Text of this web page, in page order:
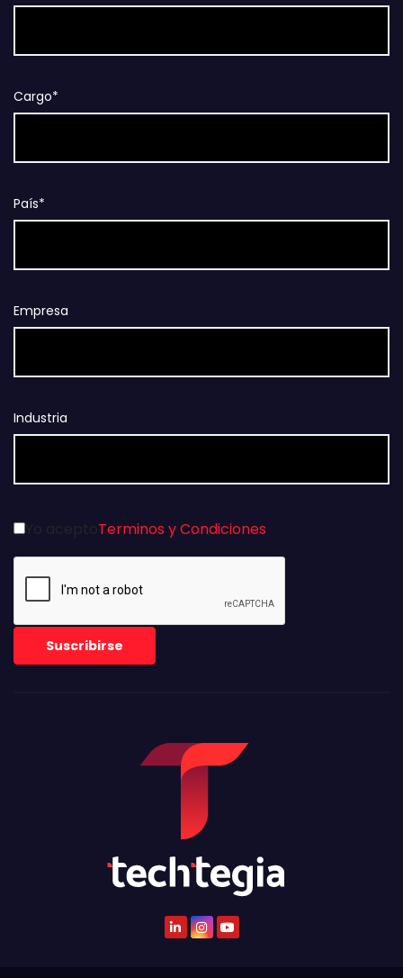
Cargo*
País*
Empresa
Industria
Terminos y Condiciones